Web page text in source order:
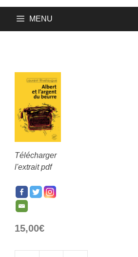
MENU
Télécharger
l'extrait pdf
15,00€